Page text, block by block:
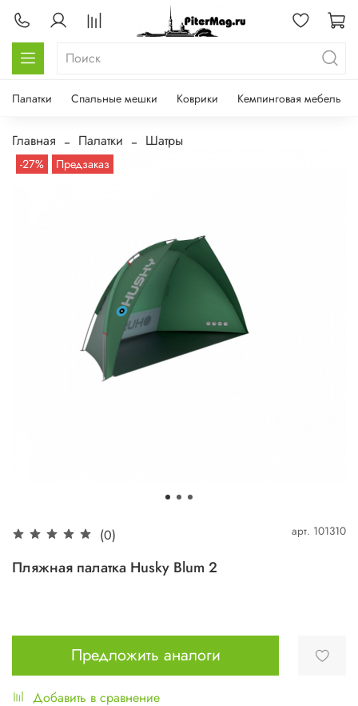
Палатки Спальные мешки Коврики Кемпинговая мебель
Главная Палатки Шатры
-27% Предзаказ
(0) арт. 101310
Пляжная палатка Husky Blum 2
Предложить аналоги
Добавить в сравнение